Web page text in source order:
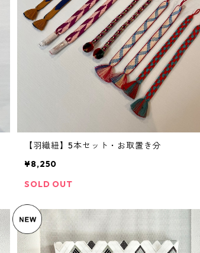
【羽織紐】5本セット・お取置き分
¥8,250
SOLD OUT